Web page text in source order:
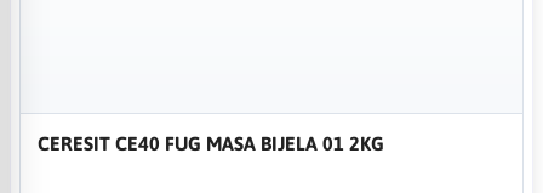
CERESIT CE40 FUG MASA BIJELA 01 2KG